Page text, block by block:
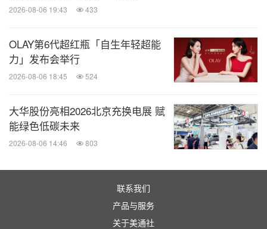
2026-08-06 19:43 433
OLAY第6代超红瓶「自生年轻超能
力」发布会举行
2026-08-06 18:45 524
大华股份亮相2026北京充换电展 赋
能绿色低碳未来
2026-08-06 14:46 803
联系我们
产品与服务
关于美通社